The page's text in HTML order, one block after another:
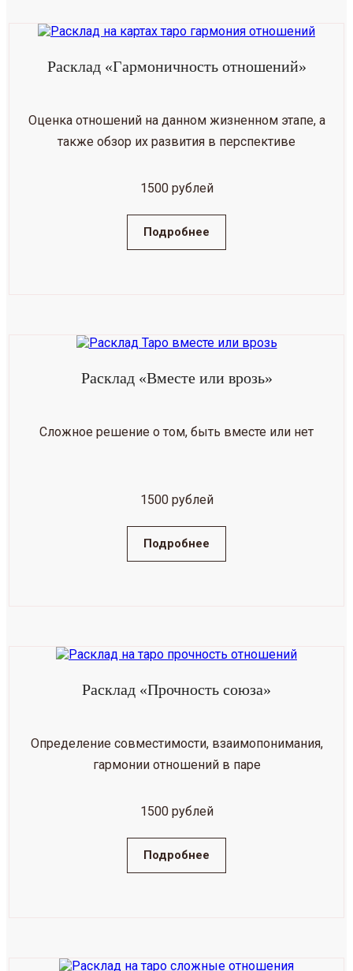
Расклад «Гармоничность отношений»
Оценка отношений на данном жизненном этапе, а
также обзор их развития в перспективе
1500 рублей
Подробнее
Расклад «Вместе или врозь»
Сложное решение о том, быть вместе или нет
1500 рублей
Подробнее
Расклад «Прочность союза»
Определение совместимости, взаимопонимания,
гармонии отношений в паре
1500 рублей
Подробнее